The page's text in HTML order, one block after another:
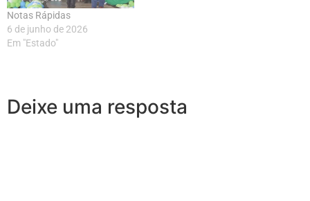
Notas Rápidas
6 de junho de 2026
Em "Estado"
Deixe uma resposta